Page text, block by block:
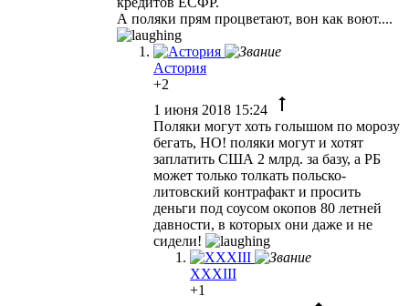
А поляки прям процветают, вон как воют....
Астория
+2
1 июня 2018 15:24
Поляки могут хоть голышом по морозу
бегать, НО! поляки могут и хотят
заплатить США 2 млрд. за базу, а РБ
может только толкать польско-
литовский контрафакт и просить
деньги под соусом окопов 80 летней
давности, в которых они даже и не
сидели!
XXXIII
+1